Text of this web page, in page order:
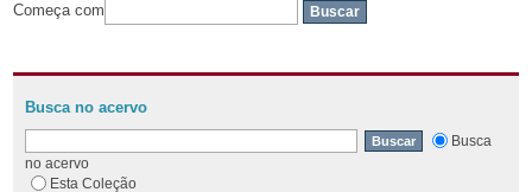
Começa com
Busca no acervo
Busca
no acervo
Esta Coleção